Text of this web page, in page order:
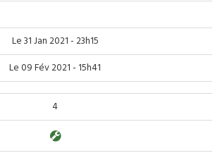
Le 31 Jan 2021 - 23h15
Le 09 Fév 2021 - 15h41
4